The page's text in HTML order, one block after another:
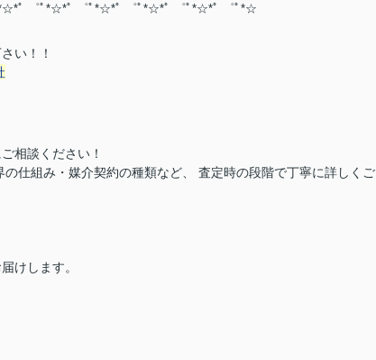
ﾟ ゜ﾟ*☆*ﾟ ゜ﾟ*☆*ﾟ ゜ﾟ*☆*ﾟ ゜ﾟ*☆*ﾟ ゜ﾟ*☆
い！！
相談ください！
仕組み・媒介契約の種類など、 査定時の段階で丁寧に詳しくご
けします。